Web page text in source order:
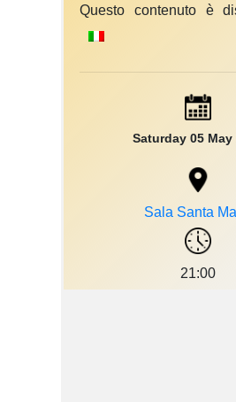
Questo contenuto è
Saturday 05 May
Sala Santa
21:00